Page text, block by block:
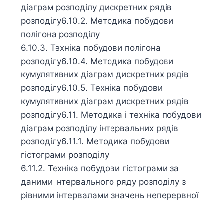
діаграм розподілу дискретних рядів
розподілу6.10.2. Методика побудови
полігона розподілу
6.10.3. Техніка побудови полігона
розподілу6.10.4. Методика побудови
кумулятивних діаграм дискретних рядів
розподілу6.10.5. Техніка побудови
кумулятивних діаграм дискретних рядів
розподілу6.11. Методика і техніка побудови
діаграм розподілу інтервальних рядів
розподілу6.11.1. Методика побудови
гістограми розподілу
6.11.2. Техніка побудови гістограми за
даними інтервального ряду розподілу з
рівними інтервалами значень неперервної